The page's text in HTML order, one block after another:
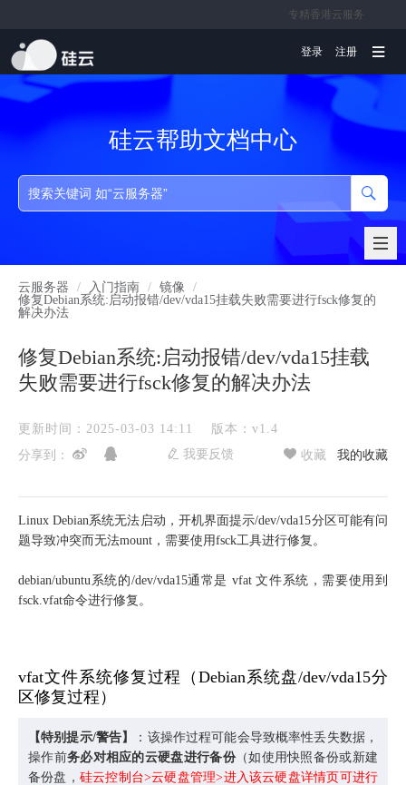
专精香港云服务
文档
登录 注册
硅云帮助文档中心
云服务器 / 入门指南 / 镜像
/
修复Debian系统:启动报错/dev/vda15挂载失败需要进行fsck修复的
解决办法
修复Debian系统:启动报错/dev/vda15挂载
失败需要进行fsck修复的解决办法
更新时间：2025-03-03 14:11
版本：v1.4
分享到：
我要反馈 收藏 我的收藏
Linux Debian系统无法启动，开机界面提示/dev/vda15分区可能有问
题导致冲突而无法mount，需要使用fsck工具进行修复。
debian/ubuntu系统的/dev/vda15通常是 vfat 文件系统，需要使用到
fsck.vfat命令进行修复。
vfat文件系统修复过程（Debian系统盘/dev/vda15分
区修复过程）
【特别提示/警告】
：该操作过程可能会导致概率性丢失数据，
操作前务必对相应的云硬盘进行备份（如使用快照备份或新建
备份盘， 硅云控制台>云硬盘管理>进入该云硬盘详情页可进行